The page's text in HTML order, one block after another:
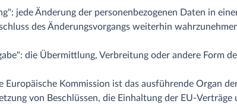
jede Änderung der personenbezogenen Daten in
des Änderungsvorgangs weiterhin
die Übermittlung, Verbreitung oder andere Form
Europäische Kommission ist das ausführende Organ
von Beschlüssen, die Einhaltung der EU-